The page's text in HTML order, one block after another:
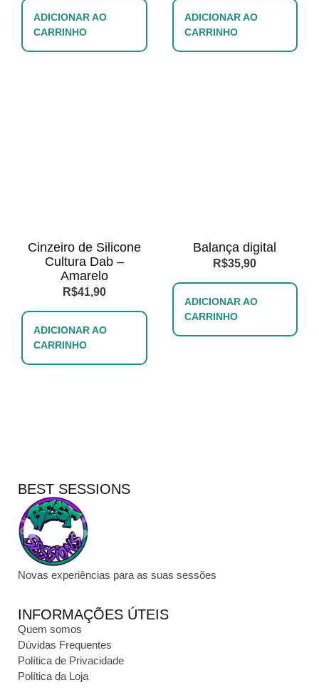
ADICIONAR AO
CARRINHO
ADICIONAR AO
CARRINHO
Cinzeiro de Silicone
Cultura Dab –
Amarelo
R$41,90
ADICIONAR AO
CARRINHO
Balança digital
R$35,90
ADICIONAR AO
CARRINHO
BEST SESSIONS
Novas experiências para as suas sessões
INFORMAÇÕES ÚTEIS
Quem somos
Dúvidas Frequentes
Política de Privacidade
Política da Loja